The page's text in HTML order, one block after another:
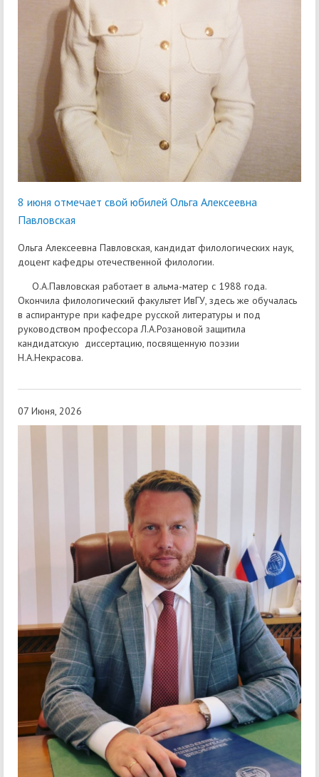
8 июня отмечает свой юбилей Ольга Алексеевна
Павловская
Ольга Алексеевна Павловская, кандидат филологических наук,
доцент кафедры отечественной филологии.
О.А.Павловская работает в альма-матер с 1988 года.
Окончила филологический факультет ИвГУ, здесь же обучалась
в аспирантуре при кафедре русской литературы и под
руководством профессора Л.А.Розановой защитила
кандидатскую диссертацию, посвященную поэзии
Н.А.Некрасова.
07 Июня, 2026